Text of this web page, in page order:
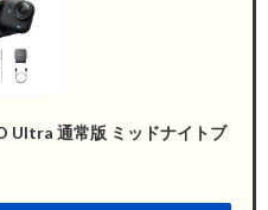
Ultra 通常版 ミッドナイトブ